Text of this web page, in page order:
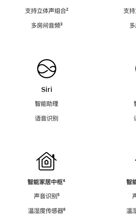
支持立体声组合脚
²
多房间音频脚
³
Siri
智能助理
语音识别
智能家居中枢脚
⁴
声音识别脚
⁵
温湿度传感器脚
⁶
支
智
温